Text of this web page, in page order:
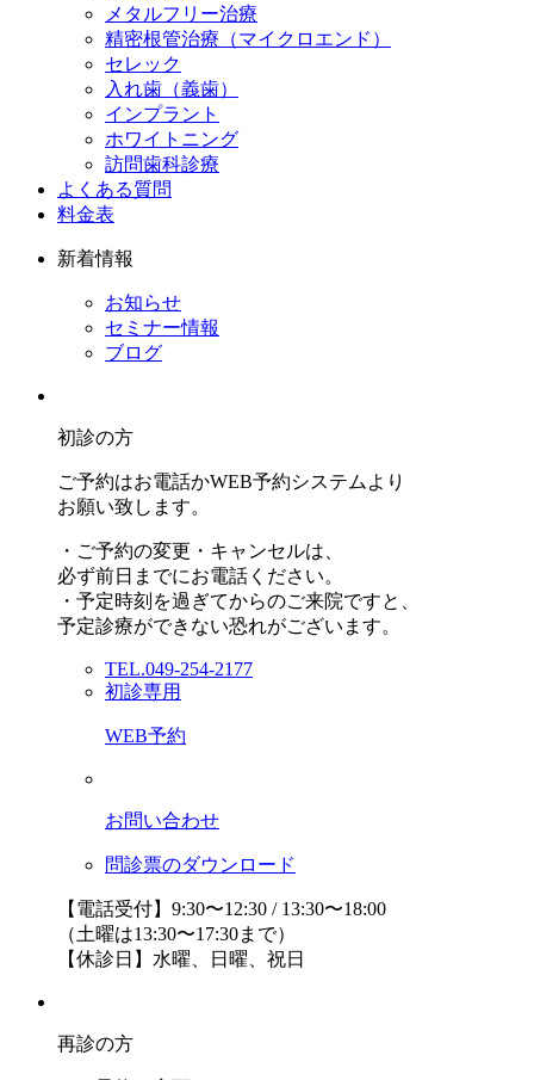
メタルフリー治療
精密根管治療（マイクロエンド）
セレック
入れ歯（義歯）
インプラント
ホワイトニング
訪問歯科診療
よくある質問
料金表
新着情報
お知らせ
セミナー情報
ブログ
初診の方
ご予約はお電話かWEB予約システムより
お願い致します。
・ご予約の変更・キャンセルは、
必ず前日までにお電話ください。
・予定時刻を過ぎてからのご来院ですと、
予定診療ができない恐れがございます。
TEL.049-254-2177
初診専用
WEB予約
お問い合わせ
問診票のダウンロード
【電話受付】9:30〜12:30 / 13:30〜18:00
（土曜は13:30〜17:30まで）
【休診日】水曜、日曜、祝日
再診の方